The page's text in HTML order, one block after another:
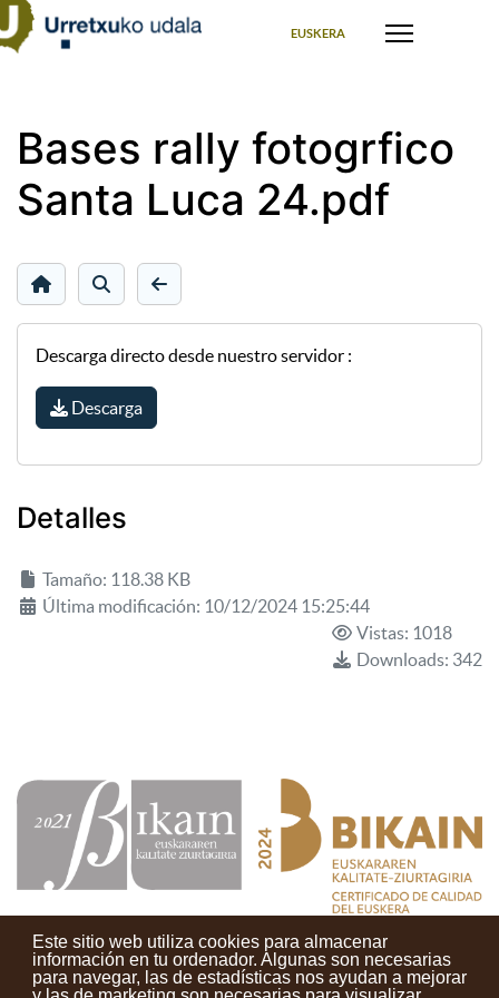
Este sitio web utiliza cookies para almacenar
información en tu ordenador. Algunas son necesarias
para navegar, las de estadísticas nos ayudan a mejorar
EUSKERA
Bases rally fotogrfico
Santa Luca 24.pdf
Descarga directo desde nuestro servidor :
Descarga
Detalles
Tamaño: 118.38 KB
Última modificación: 10/12/2024 15:25:44
Vistas: 1018
Downloads: 342